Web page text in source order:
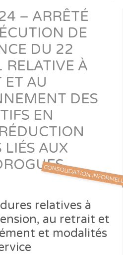
– ARRÊTÉ
DE
DU 22
À
ET AU
DES
EN
LIÉS AUX
CONSOLIDATION
relatives à
au retrait et
et modalités